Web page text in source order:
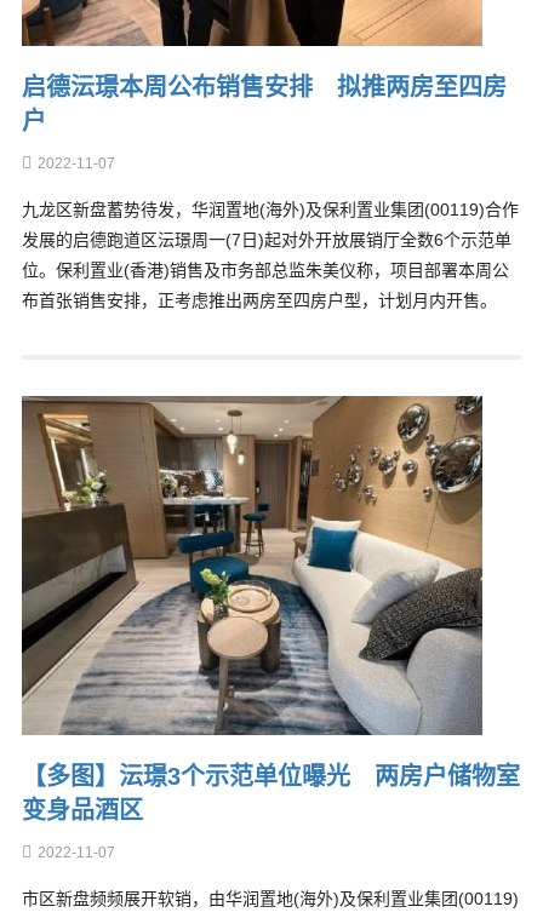
启德沄璟本周公布销售安排 拟推两房至四房
户
2022-11-07
九龙区新盘蓄势待发，华润置地(海外)及保利置业集团(00119)合作
发展的启德跑道区沄璟周一(7日)起对外开放展销厅全数6个示范单
位。保利置业(香港)销售及市务部总监朱美仪称，项目部署本周公
布首张销售安排，正考虑推出两房至四房户型，计划月内开售。
【多图】沄璟3个示范单位曝光 两房户储物室
变身品酒区
2022-11-07
市区新盘频频展开软销，由华润置地(海外)及保利置业集团(00119)